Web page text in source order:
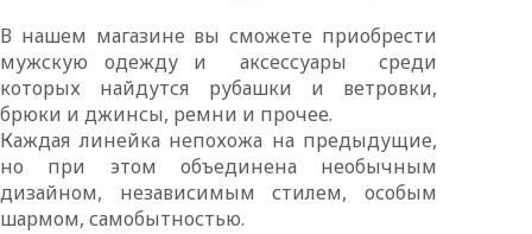
В нашем магазине вы сможете приобрести
мужскую одежду и аксессуары среди
которых найдутся рубашки и ветровки,
брюки и джинсы, ремни и прочее.
Каждая линейка непохожа на предыдущие,
но при этом объединена необычным
дизайном, независимым стилем, особым
шармом, самобытностью.